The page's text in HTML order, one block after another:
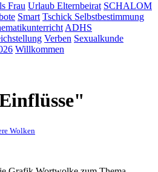
Frau Urlaub Elternbeirat SCHALOM
Smart Tschick Selbstbestimmung
ADHS
Verben Sexualkunde
Willkommen
Wolken